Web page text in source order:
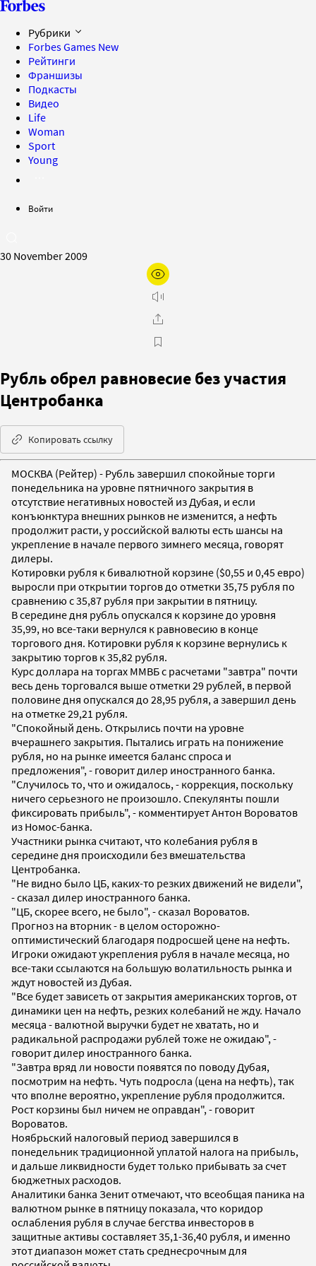
Рубрики
Forbes Games New
Рейтинги
Франшизы
Подкасты
Видео
Life
Woman
Sport
Young
Войти
30 November 2009
Рубль обрел равновесие без участия
Центробанка
Копировать ссылку
МОСКВА (Рейтер) - Рубль завершил спокойные торги
понедельника на уровне пятничного закрытия в
отсутствие негативных новостей из Дубая, и если
конъюнктура внешних рынков не изменится, а нефть
продолжит расти, у российской валюты есть шансы на
укрепление в начале первого зимнего месяца, говорят
дилеры.
Котировки рубля к бивалютной корзине ($0,55 и 0,45 евро)
выросли при открытии торгов до отметки 35,75 рубля по
сравнению с 35,87 рубля при закрытии в пятницу.
В середине дня рубль опускался к корзине до уровня
35,99, но все-таки вернулся к равновесию в конце
торгового дня. Котировки рубля к корзине вернулись к
закрытию торгов к 35,82 рубля.
Курс доллара на торгах ММВБ с расчетами "завтра" почти
весь день торговался выше отметки 29 рублей, в первой
половине дня опускался до 28,95 рубля, а завершил день
на отметке 29,21 рубля.
"Спокойный день. Открылись почти на уровне
вчерашнего закрытия. Пытались играть на понижение
рубля, но на рынке имеется баланс спроса и
предложения", - говорит дилер иностранного банка.
"Случилось то, что и ожидалось, - коррекция, поскольку
ничего серьезного не произошло. Спекулянты пошли
фиксировать прибыль", - комментирует Антон Вороватов
из Номос-банка.
Участники рынка считают, что колебания рубля в
середине дня происходили без вмешательства
Центробанка.
"Не видно было ЦБ, каких-то резких движений не видели",
- сказал дилер иностранного банка.
"ЦБ, скорее всего, не было", - сказал Вороватов.
Прогноз на вторник - в целом осторожно-
оптимистический благодаря подросшей цене на нефть.
Игроки ожидают укрепления рубля в начале месяца, но
все-таки ссылаются на большую волатильность рынка и
ждут новостей из Дубая.
"Все будет зависеть от закрытия американских торгов, от
динамики цен на нефть, резких колебаний не жду. Начало
месяца - валютной выручки будет не хватать, но и
радикальной распродажи рублей тоже не ожидаю", -
говорит дилер иностранного банка.
"Завтра вряд ли новости появятся по поводу Дубая,
посмотрим на нефть. Чуть подросла (цена на нефть), так
что вполне вероятно, укрепление рубля продолжится.
Рост корзины был ничем не оправдан", - говорит
Вороватов.
Ноябрьский налоговый период завершился в
понедельник традиционной уплатой налога на прибыль,
и дальше ликвидности будет только прибывать за счет
бюджетных расходов.
Аналитики банка Зенит отмечают, что всеобщая паника на
валютном рынке в пятницу показала, что коридор
ослабления рубля в случае бегства инвесторов в
защитные активы составляет 35,1-36,40 рубля, и именно
этот диапазон может стать среднесрочным для